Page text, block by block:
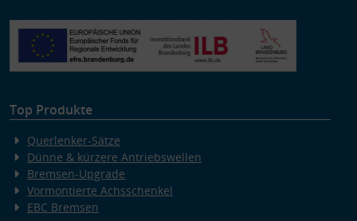
Top Produkte
Querlenker-Sätze
Dünne & kürzere Antriebswellen
Bremsen-Upgrade
Vormontierte Achsschenkel
EBC Bremsen